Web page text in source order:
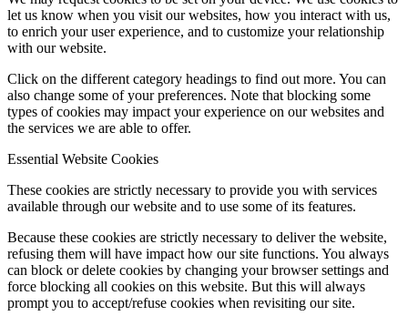
let us know when you visit our websites, how you interact with us,
to enrich your user experience, and to customize your relationship
with our website.
Click on the different category headings to find out more. You can
also change some of your preferences. Note that blocking some
types of cookies may impact your experience on our websites and
the services we are able to offer.
Essential Website Cookies
These cookies are strictly necessary to provide you with services
available through our website and to use some of its features.
Because these cookies are strictly necessary to deliver the website,
refusing them will have impact how our site functions. You always
can block or delete cookies by changing your browser settings and
force blocking all cookies on this website. But this will always
prompt you to accept/refuse cookies when revisiting our site.